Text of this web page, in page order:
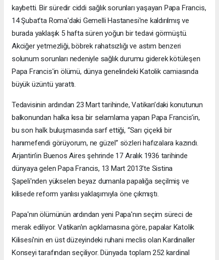
kaybetti. Bir süredir ciddi sağlık sorunları yaşayan Papa Francis,
14 Şubat’ta Roma'daki Gemelli Hastanesi'ne kaldırılmış ve
burada yaklaşık 5 hafta süren yoğun bir tedavi görmüştü.
Akciğer yetmezliği, böbrek rahatsızlığı ve astım benzeri
solunum sorunları nedeniyle sağlık durumu giderek kötüleşen
Papa Francis'in ölümü, dünya genelindeki Katolik camiasında
büyük üzüntü yarattı.
Tedavisinin ardından 23 Mart tarihinde, Vatikan’daki konutunun
balkonundan halka kısa bir selamlama yapan Papa Francis'in,
bu son halk buluşmasında sarf ettiği, “Sarı çiçekli bir
hanımefendi görüyorum, ne güzel” sözleri hafızalara kazındı.
Arjantin'in Buenos Aires şehrinde 17 Aralık 1936 tarihinde
dünyaya gelen Papa Francis, 13 Mart 2013'te Sistina
Şapeli'nden yükselen beyaz dumanla papalığa seçilmiş ve
kilisede reform yanlısı yaklaşımıyla öne çıkmıştı.
Papa'nın ölümünün ardından yeni Papa'nın seçim süreci de
merak ediliyor. Vatikan'ın açıklamasına göre, papalar Katolik
Kilisesi'nin en üst düzeyindeki ruhani meclis olan Kardinaller
Konseyi tarafından seçiliyor. Dünyada toplam 252 kardinal